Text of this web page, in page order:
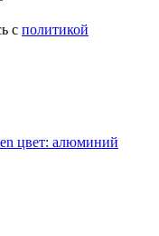
с политикой
цвет: алюминий